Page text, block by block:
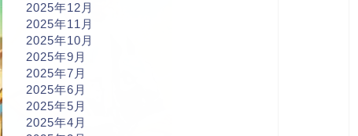
2025年12月
2025年11月
2025年10月
2025年9月
2025年7月
2025年6月
2025年5月
2025年4月